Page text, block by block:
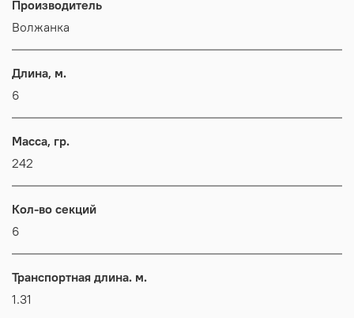
Производитель
Волжанка
Длина, м.
6
Масса, гр.
242
Кол-во секций
6
Транспортная длина. м.
1.31